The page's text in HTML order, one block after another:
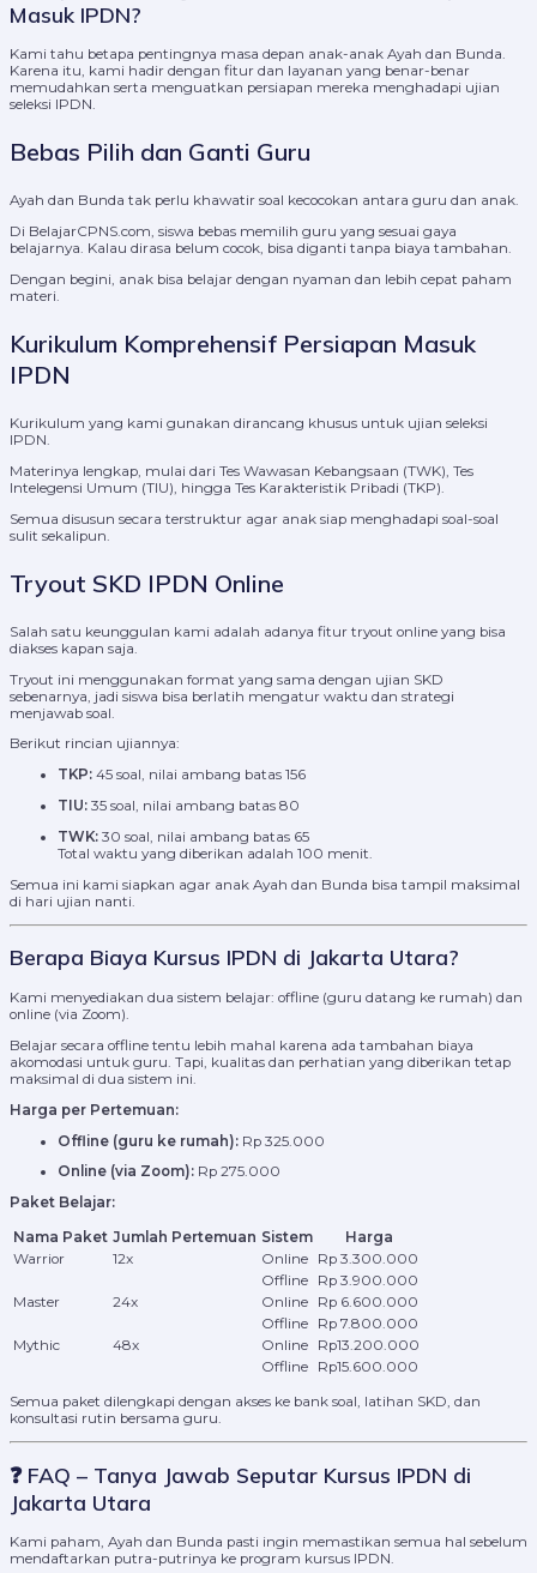
Masuk IPDN?
Kami tahu betapa pentingnya masa depan anak-anak Ayah dan Bunda.
Karena itu, kami hadir dengan fitur dan layanan yang benar-benar
memudahkan serta menguatkan persiapan mereka menghadapi ujian
seleksi IPDN.
Bebas Pilih dan Ganti Guru
Ayah dan Bunda tak perlu khawatir soal kecocokan antara guru dan anak.
Di BelajarCPNS.com, siswa bebas memilih guru yang sesuai gaya
belajarnya. Kalau dirasa belum cocok, bisa diganti tanpa biaya tambahan.
Dengan begini, anak bisa belajar dengan nyaman dan lebih cepat paham
materi.
Kurikulum Komprehensif Persiapan Masuk
IPDN
Kurikulum yang kami gunakan dirancang khusus untuk ujian seleksi
IPDN.
Materinya lengkap, mulai dari Tes Wawasan Kebangsaan (TWK), Tes
Intelegensi Umum (TIU), hingga Tes Karakteristik Pribadi (TKP).
Semua disusun secara terstruktur agar anak siap menghadapi soal-soal
sulit sekalipun.
Tryout SKD IPDN Online
Salah satu keunggulan kami adalah adanya fitur tryout online yang bisa
diakses kapan saja.
Tryout ini menggunakan format yang sama dengan ujian SKD
sebenarnya, jadi siswa bisa berlatih mengatur waktu dan strategi
menjawab soal.
Berikut rincian ujiannya:
TKP: 45 soal, nilai ambang batas 156
TIU: 35 soal, nilai ambang batas 80
TWK: 30 soal, nilai ambang batas 65
Total waktu yang diberikan adalah 100 menit.
Semua ini kami siapkan agar anak Ayah dan Bunda bisa tampil maksimal
di hari ujian nanti.
Berapa Biaya Kursus IPDN di Jakarta Utara?
Kami menyediakan dua sistem belajar: offline (guru datang ke rumah) dan
online (via Zoom).
Belajar secara offline tentu lebih mahal karena ada tambahan biaya
akomodasi untuk guru. Tapi, kualitas dan perhatian yang diberikan tetap
maksimal di dua sistem ini.
Harga per Pertemuan:
Offline (guru ke rumah): Rp 325.000
Online (via Zoom): Rp 275.000
Paket Belajar:
Nama Paket Jumlah Pertemuan Sistem
Harga
Warrior
12x Online
Rp 3.300.000
Offline
Rp 3.900.000
Master
24x Online
Rp 6.600.000
Offline
Rp 7.800.000
Mythic
48x Online
Rp13.200.000
Offline
Rp15.600.000
Semua paket dilengkapi dengan akses ke bank soal, latihan SKD, dan
konsultasi rutin bersama guru.
❓ FAQ – Tanya Jawab Seputar Kursus IPDN di
Jakarta Utara
Kami paham, Ayah dan Bunda pasti ingin memastikan semua hal sebelum
mendaftarkan putra-putrinya ke program kursus IPDN.